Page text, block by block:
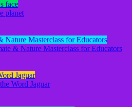
planet
& Nature Masterclass for Educators
Word Jaguar